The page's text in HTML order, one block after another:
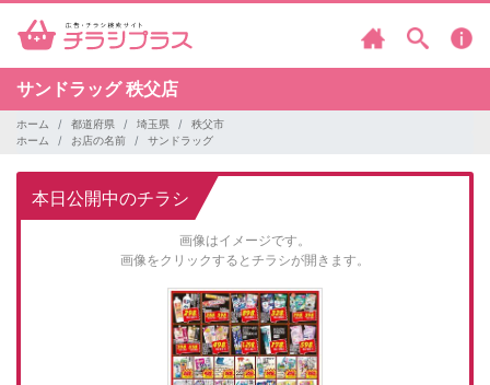
サンドラッグ秩父店
ホーム 都道府県 埼玉県
秩父市
ホーム
お店の名前 サンドラッグ
本日公開中のチラシ
画像はイメージです。
画像をクリックするとチラシが開きます。